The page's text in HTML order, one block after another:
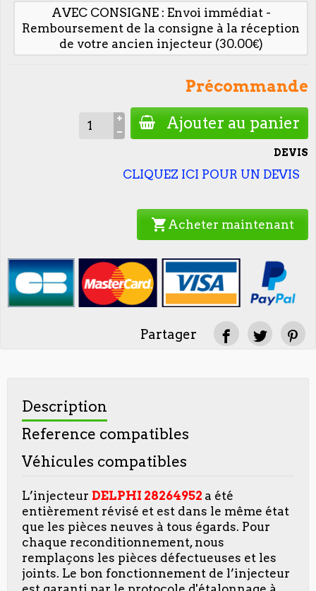
AVEC CONSIGNE : Envoi immédiat -
Remboursement de la consigne à la réception
de votre ancien injecteur (30.00€)
Précommande
Ajouter au panier
DEVIS
CLIQUEZ ICI POUR UN DEVIS
shopping_cart Acheter maintenant
Partager
Description
Reference compatibles
Véhicules compatibles
L’injecteur DELPHI 28264952 a été
entièrement révisé et est dans le même état
que les pièces neuves à tous égards. Pour
chaque reconditionnement, nous
remplaçons les pièces défectueuses et les
joints. Le bon fonctionnement de l’injecteur